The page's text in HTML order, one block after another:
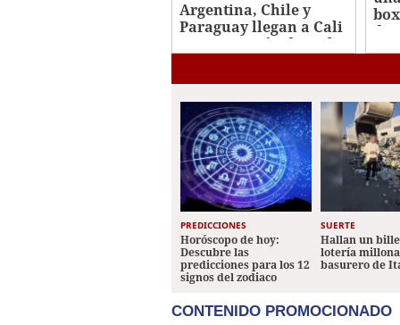
Argentina, Chile y
Paraguay llegan a Cali
para posesión de De la
de
PREDICCIONES
Horóscopo de hoy:
Descubre las
predicciones para los 12
signos del zodiaco
SUERTE
Hallan un
lotería
basurero de
CONTENIDO PROMOCIONADO